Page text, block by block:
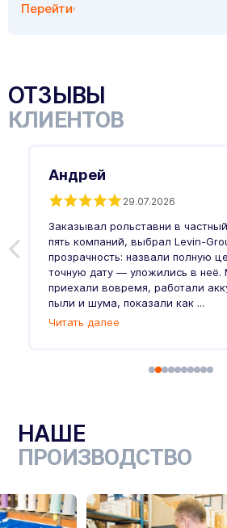
Перейти
ОТЗЫВЫ
КЛИЕНТОВ
Андрей
29.07.2026
Заказывал рольставни в
пять компаний, выбрал Levin-
прозрачность: назвали полную
точную дату — уложились в неё.
приехали вовремя, работали
пыли и шума, показали как ...
Читать далее
НАШЕ
ПРОИЗВОДСТВО